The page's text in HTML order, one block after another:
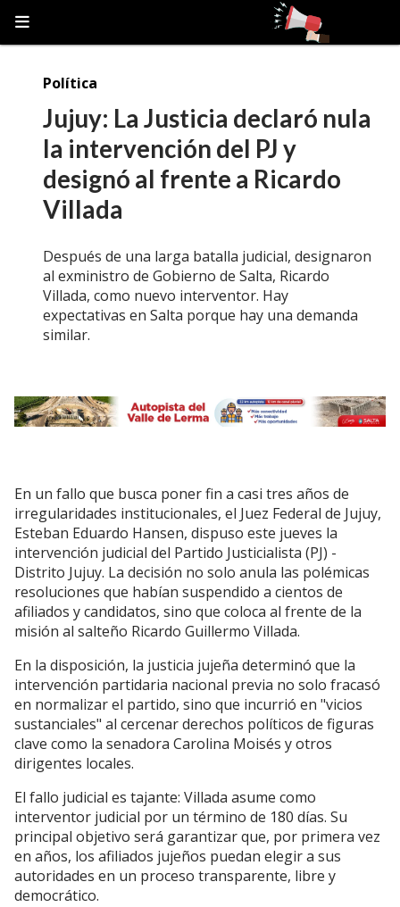
Jujuy: La Justicia declaró nula
la intervención del PJ y
designó al frente a Ricardo
Villada
Después de una larga batalla judicial, designaron
al exministro de Gobierno de Salta, Ricardo
Villada, como nuevo interventor. Hay
expectativas en Salta porque hay una demanda
similar.
Política
En un fallo que busca poner fin a casi tres años de
irregularidades institucionales, el Juez Federal de Jujuy,
Esteban Eduardo Hansen, dispuso este jueves la
intervención judicial del Partido Justicialista (PJ) -
Distrito Jujuy. La decisión no solo anula las polémicas
resoluciones que habían suspendido a cientos de
afiliados y candidatos, sino que coloca al frente de la
misión al salteño Ricardo Guillermo Villada.
En la disposición, la justicia jujeña determinó que la
intervención partidaria nacional previa no solo fracasó
en normalizar el partido, sino que incurrió en "vicios
sustanciales" al cercenar derechos políticos de figuras
clave como la senadora Carolina Moisés y otros
dirigentes locales.
El fallo judicial es tajante: Villada asume como
interventor judicial por un término de 180 días. Su
principal objetivo será garantizar que, por primera vez
en años, los afiliados jujeños puedan elegir a sus
autoridades en un proceso transparente, libre y
democrático.